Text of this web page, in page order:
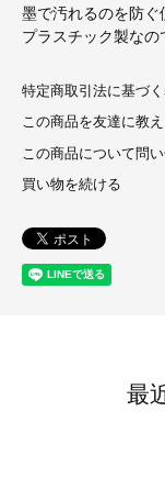
墨で汚れるのを防ぐ
プラスチック製なの
特定商取引法に基づく
この商品を友達に教
この商品について問
買い物を続ける
最